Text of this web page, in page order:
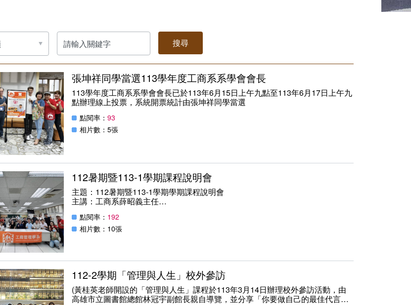
請
輸
入
關
鍵
字 張坤祥同學當選113學年度工商系系學會會長
113學年度工商系系學會會長已於113年6月15日上午九點至113年6月17日上午九
點辦理線上投票，系統開票統計由張坤祥同學當選
點閱率： 93
相片數：5張
112暑期暨113-1學期課程說明會
主題：112暑期暨113-1學期學期課程說明會
主講：工商系薛昭義主任
日期：113年6月15日(六) 12:00~13:00
點閱率： 192
相片數：10張
112-2學期「管理與人生」校外參訪
(黃桂英老師開設的「管理與人生」課程於113年3月14日辦理校外參訪活動，由
高雄市立圖書館總館林冠宇副館長親自導覽，並分享「你要做自己的最佳代言